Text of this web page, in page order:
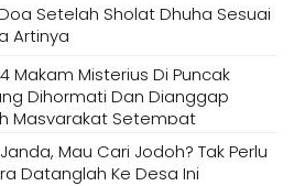
Setelah Sholat Dhuha Sesuai
Artinya
Makam Misterius Di Puncak
Dihormati Dan Dianggap
Masyarakat Setempat
Mau Cari Jodoh? Tak Perlu
Datanglah Ke Desa Ini